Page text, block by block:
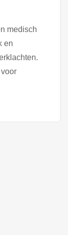
medisch
en